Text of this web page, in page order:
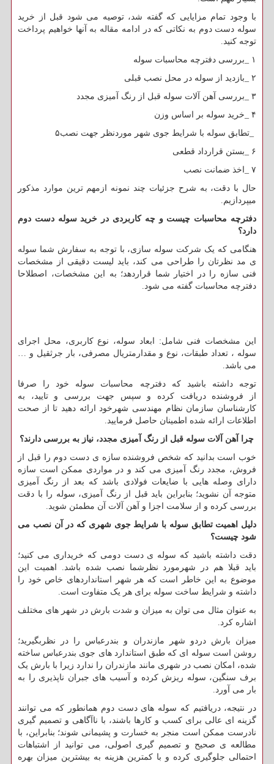
با وجود تمام مزایایی که گفته شد، توصیه می شود قبل از خرید
سوله دست دوم به نکاتی که در ادامه مقاله به آنها خواهیم پرداخت
توجه کنید.
۱
بررسی دفترچه محاسبات سوله
۲
بازدید از سوله در محل نصب قبلی
۳
بررسی آهن آلات سوله قبل از رنگ آمیزی مجدد
۴
خرید سوله بر اساس وزن
تطابق سوله با شرایط جوی شهر موردنظر جهت نصب۵
۶
بستن قرارداد قطعی
۷
اخذ ضمانت نصب
حال با دقت، به شرح جزئیات چند نمونه ازمهم ترین موارد مذکور
میپردازیم.
دفترچه محاسبات چیست و چه کاربردی در خرید سوله دست دوم
دارد؟
هنگامی که یک شرکت سوله سازی، با توجه به سفارش شما سوله
ی مد نظرتان را طراحی می کند، باید لیست دقیقی از مشخصات
فنی سازه را در اختیار شما قراردهد؛ به این مشخصات، اصطلاحا
دفترچه محاسبات گفته می شود.
این مشخصات فنی شامل: ابعاد سوله، نوع کاربری، محل اجرای
سوله ، تعداد طبقات، نوع و مقدارمتریال مصرفی، بار جرثقیل و …
می باشد.
توجه داشته باشید که دفترچه محاسبات سوله خود را صرفا
از فروشنده دریافت کرده و سپس جهت بررسی و تایید، به
کارشناسان سازمان نظام مهندسی شهرخود ارائه دهید تا از صحت
اطلاعات ارائه شده اطمینان حاصل فرمایید.
چرا آهن آلات سوله قبل از رنگ آمیزی مجدد، نیاز به بررسی دارند؟
خوب است بدانید که شخص فروشنده سازه ی دست دوم را قبل از
فروش، مجدد رنگ آمیزی می کند و در مواردی ممکن است سازه
دارای وصله هایی با ضایعات فولادی باشد که بعد از رنگ آمیزی
متوجه آن نشوید؛ بنابراین باید قبل از رنگ آمیزی، سوله را با دقت
بررسی کرده و از سلامت اجزا و آهن آلات آن مطمئن شوید.
دلیل اهمیت تطابق سوله با شرایط جوی شهری که در آن نصب می
شود چیست؟
دقت داشته باشید که سوله ی دست دومی که خریداری می کنید؛
باید قبلا هم در شهرمورد نظرشما نصب شده باشد. اهمیت این
موضوع به این خاطر است که هر شهر استانداردهای خاص خود را
داشته و شرایط ساخت سوله برای هر یک متفاوت است.
به عنوان مثال می توان به میزان و شدت بارش در شهر های مختلف
اشاره کرد.
میزان بارش دردو شهر مازندران و بندرعباس را در نظربگیرید؛
روشن است سوله ای که طبق استاندارد های جوی بندرعباس ساخته
شده، امکان نصب در شهری مانند مازندران را ندارد زیرا با بارش یک
برف سنگین، سوله ریزش کرده و آسیب های جبران ناپذیری را به
بار می آورد.
در نتیجه، دریافتیم که سوله های دست دوم همانطور که می توانند
گزینه ای عالی برای کسب و کارها باشند، با ناآگاهی و تصمیم گیری
نادرست ممکن است منجر به خسارت و پشیمانی شوند؛ بنابراین، با
مطالعه ی صحیح و تصمیم گیری اصولی، می توانید از اشتباهات
احتمالی جلوگیری کرده و با کمترین هزینه به بیشترین میزان بهره